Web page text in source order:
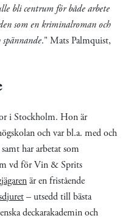
bli centrum för både arbete
som en kriminalroman och
." Mats Palmquist,
i Stockholm. Hon är
och var bl.a. med och
har arbetat som
vd för Vin & Sprits
är en fristående
– utsedd till bästa
deckarakademin och